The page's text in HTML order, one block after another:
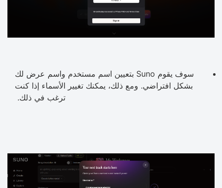
سوف يقوم Suno بتعيين اسم مستخدم واسم عرض لك
بشكل افتراضي. ومع ذلك، يمكنك تغيير الأسماء إذا كنت
ترغب في ذلك.